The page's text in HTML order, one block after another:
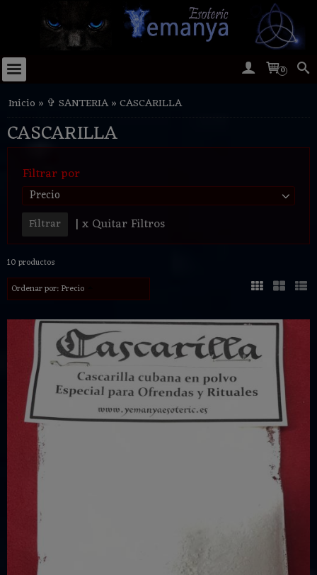
0
Inicio » ✞ SANTERIA»CASCARILLA
CASCARILLA
Filtrar por
Precio
| x Quitar Filtros
10 productos
Ordenar por:Precio